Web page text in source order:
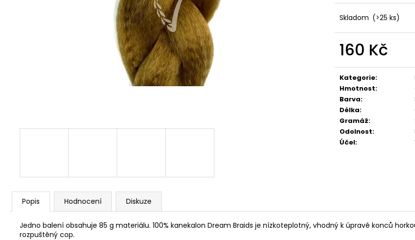
Skladom (>25 ks)
160 Kč
cena:
Kategorie:
Hmotnost:
Barva:
Délka:
Gramáž:
Odolnost:
Účel:
Popis Hodnocení Diskuze
Jedno balení obsahuje 85 g materiálu. 100% kanekalon Dream Braids je nízkoteplotný, vhodný k úpravě konců
rozpuštěný cop.